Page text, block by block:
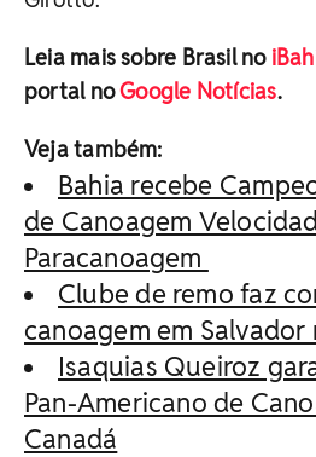
Leia mais sobre Brasil no
portal noGoogle Notícias.
Veja também:
Bahia recebe
de Canoagem
Paracanoagem
Clube de remo faz
canoagem em
Isaquias Queiroz
Pan-Americano de
Canadá